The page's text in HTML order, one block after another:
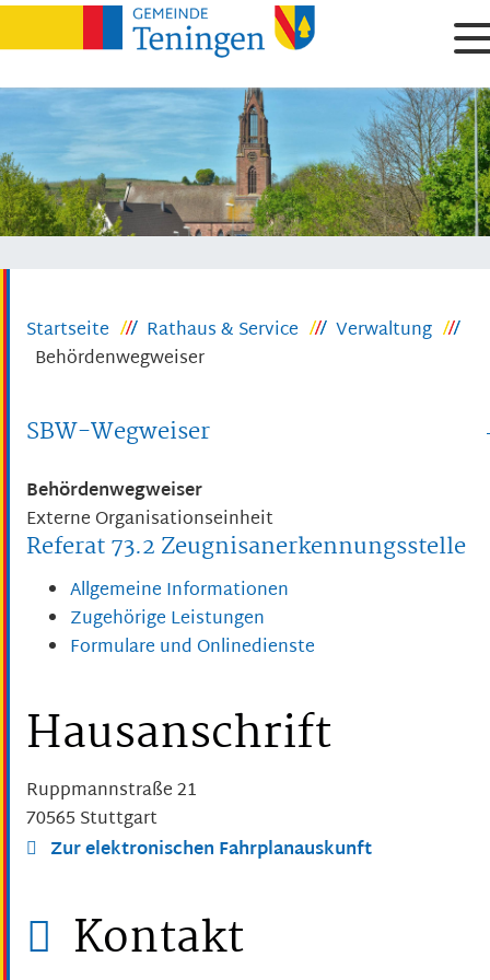
Startseite Rathaus & Service
Verwaltung
Behördenwegweiser
SBW-Wegweiser
Behördenwegweiser
Externe Organisationseinheit
Referat 73.2 Zeugnisanerkennungsstelle
Allgemeine Informationen
Zugehörige Leistungen
Formulare und Onlinedienste
Hausanschrift
Ruppmannstraße 21
70565Stuttgart
Zur elektronischen Fahrplanauskunft
Kontakt